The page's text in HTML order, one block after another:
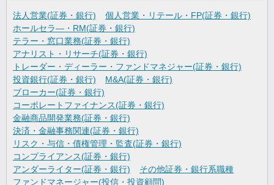
法人営業(証券・銀行)
個人営業・リテール・FP(証券・銀行)
ホールセラ―・RM(証券・銀行)
テラー・窓口業務(証券・銀行)
アナリスト・リサーチ(証券・銀行)
トレーダー・ディーラー・ファンドマネジャー(証券・銀行)
投資銀行(証券・銀行)
M&A(証券・銀行)
ブローカー(証券・銀行)
コーポレートファイナンス(証券・銀行)
金融商品開発業務(証券・銀行)
決済・金融事務関連(証券・銀行)
リスク・与信・債権管理・監査(証券・銀行)
コンプライアンス(証券・銀行)
アンダーライター(証券・銀行)
その他証券・銀行系職種
ファンドマネージャー(投信・投資顧問)